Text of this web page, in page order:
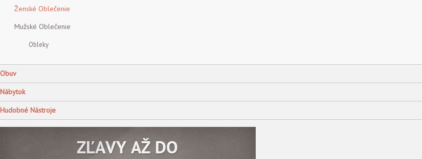
Ženské Oblečenie
Mužské Oblečenie
Obleky
Obuv
Nábytok
Hudobné Nástroje